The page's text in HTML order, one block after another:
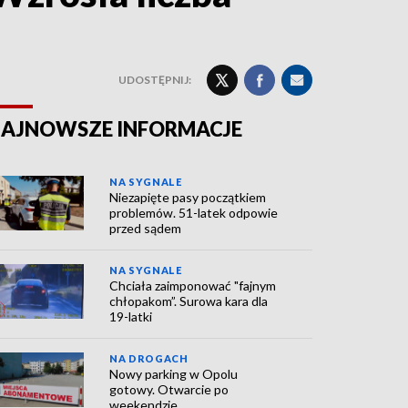
UDOSTĘPNIJ:
INFORMACJE
NA SYGNALE
Niezapięte pasy początkiem
problemów. 51-latek odpowie
przed sądem
NA SYGNALE
Chciała zaimponować "fajnym
chłopakom”. Surowa kara dla
19-latki
NA DROGACH
Nowy parking w Opolu
gotowy. Otwarcie po
weekendzie